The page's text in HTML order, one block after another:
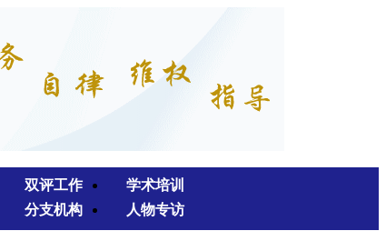
双评工作
学术培训
分支机构
人物专访